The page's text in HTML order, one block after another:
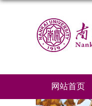
网站首页